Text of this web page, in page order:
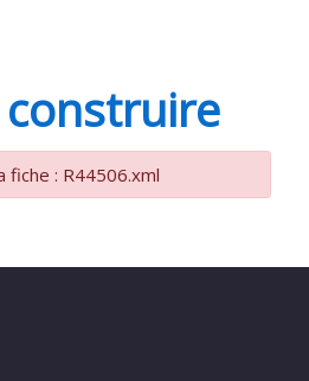
: R44506.xml